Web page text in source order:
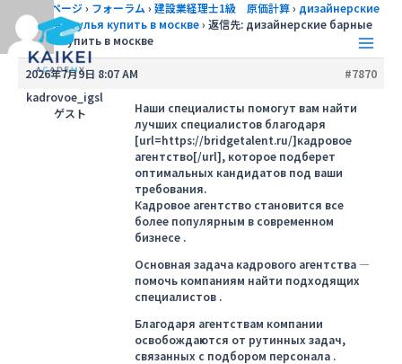
を
Main
トップページ› フォーラム › 建設業経理士1級 原価計算› дизайнерские
барные стулья купить в москве› 返信先: дизайнерские барные
стулья купить в москве
2026年7月9日 8:07 AM
#7870
kadrovoe_igsl
ゲスト
Наши специалисты помогут вам найти
лучших специалистов благодаря
[url=https://bridgetalent.ru/]кадровое
агентство[/url], которое подберет
оптимальных кандидатов под ваши
требования.
Кадровое агентство становится все
более популярным в современном
бизнесе .
Основная задача кадрового агентства —
помочь компаниям найти подходящих
специалистов .
Благодаря агентствам компании
освобождаются от рутинных задач,
связанных с подбором персонала .